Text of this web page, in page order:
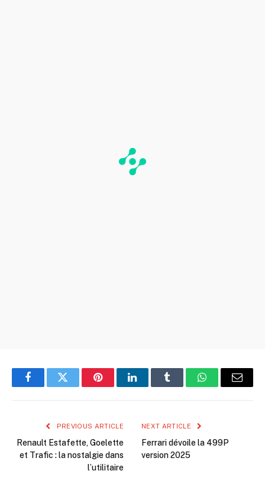
FacebookTwitter PinterestLinkedInTumblr WhatsAppEmail
PREVIOUS ARTICLE
Renault Estafette, Goelette
et Trafic : la nostalgie dans
l’utilitaire
NEXT ARTICLE
Ferrari dévoile la 499P
version 2025